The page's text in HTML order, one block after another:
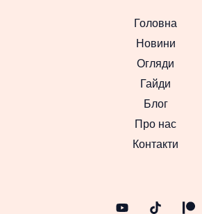
Головна
Новини
Огляди
Гайди
Блог
Про нас
Контакти